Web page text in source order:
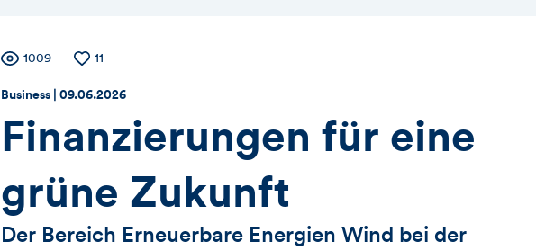
Zähler
für
Views,
Likes
Anzahl
Views
1009
Anzahl
Likes
11
Thema:
Business |Datum:
09.06.2026
Finanzierungen für eine
grüne Zukunft
Der Bereich Erneuerbare Energien Wind bei der